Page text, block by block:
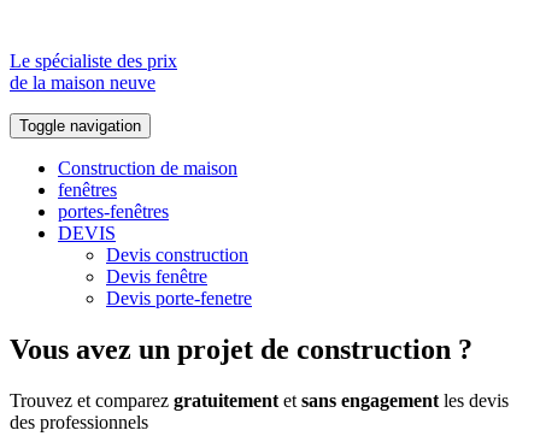
Le spécialiste des prix
de la maison neuve
Toggle navigation
Construction de maison
fenêtres
portes-fenêtres
DEVIS
Devis construction
Devis fenêtre
Devis porte-fenetre
Vous avez un projet de construction ?
Trouvez et comparez gratuitement et sans engagement les devis
des professionnels